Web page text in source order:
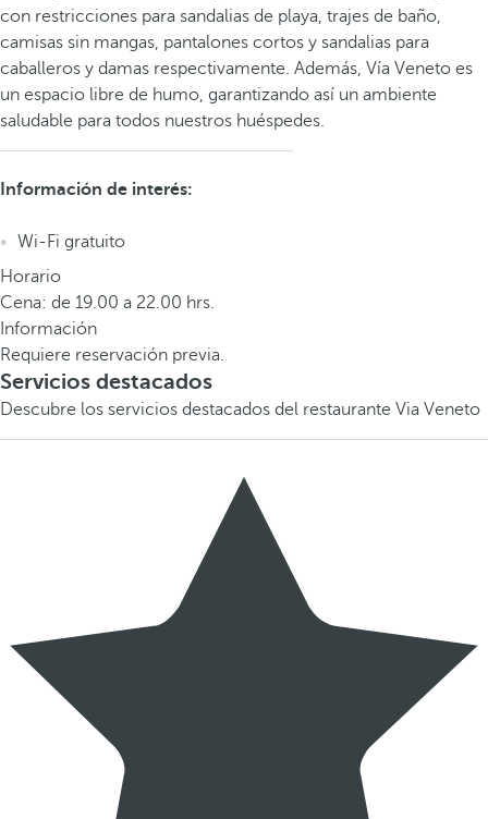
con restricciones para sandalias de playa, trajes de baño,
camisas sin mangas, pantalones cortos y sandalias para
caballeros y damas respectivamente. Además, Vía Veneto es
un espacio libre de humo, garantizando así un ambiente
saludable para todos nuestros huéspedes.
Información de interés:
Wi-Fi gratuito
Horario
Cena: de 19.00 a 22.00 hrs.
Información
Requiere reservación previa.
Servicios destacados
Descubre los servicios destacados del restaurante Via Veneto